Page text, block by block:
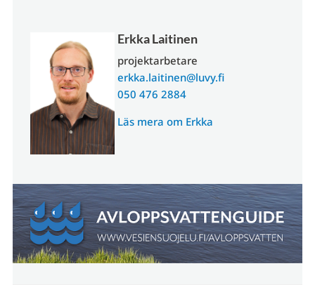
Erkka Laitinen
projektarbetare
erkka.laitinen@luvy.fi
050 476 2884
Läs mera om Erkka